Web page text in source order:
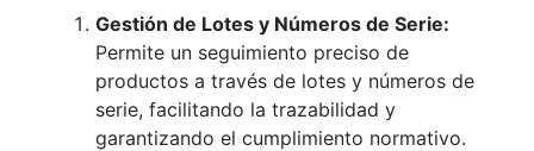
Gestión de Lotes y Números de Serie:
Permite un seguimiento preciso de
productos a través de lotes y números de
serie, facilitando la trazabilidad y
garantizando el cumplimiento normativo.